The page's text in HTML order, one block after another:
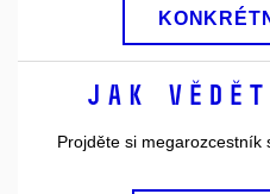
Jak
Projděte si megarozcestník